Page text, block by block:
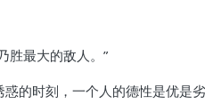
胜最大的敌人。”
的时刻，一个人的德性是优是